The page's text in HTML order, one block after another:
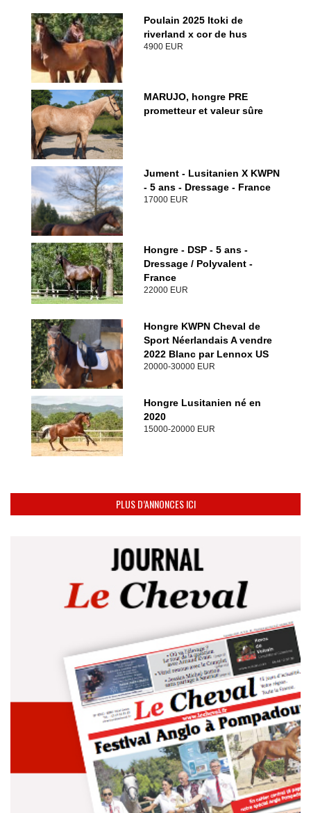
Poulain 2025 Itoki de
riverland x cor de hus
4900 EUR
MARUJO, hongre PRE
prometteur et valeur sûre
Jument - Lusitanien X KWPN
- 5 ans - Dressage - France
17000 EUR
Hongre - DSP - 5 ans -
Dressage / Polyvalent -
France
22000 EUR
Hongre KWPN Cheval de
Sport Néerlandais A vendre
2022 Blanc par Lennox US
20000-30000 EUR
Hongre Lusitanien né en
2020
15000-20000 EUR
PLUS D’ANNONCES ICI